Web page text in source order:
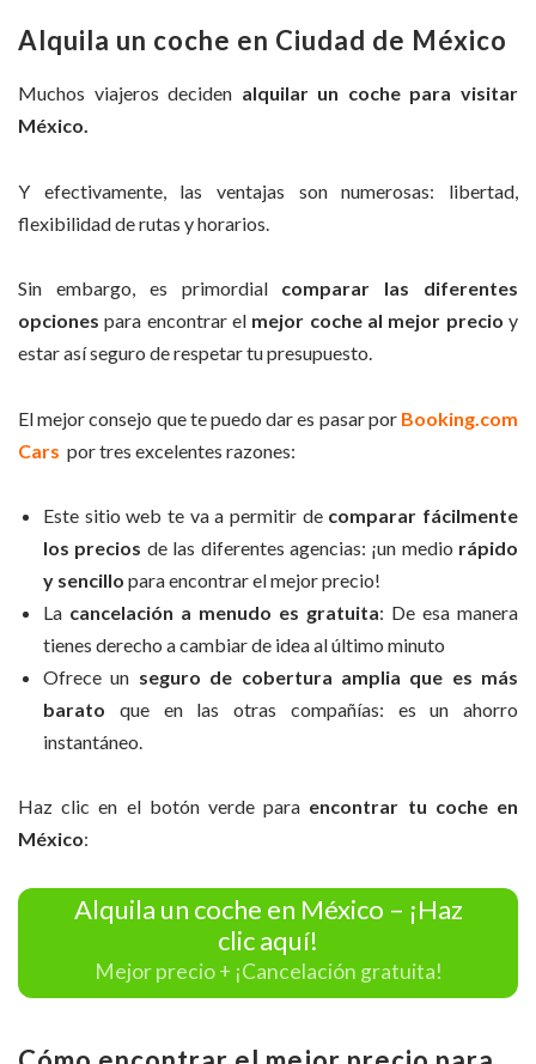
Alquila un coche en Ciudad de México
Muchos viajeros deciden alquilar un coche para visitar
México.
Y efectivamente, las ventajas son numerosas: libertad,
flexibilidad de rutas y horarios.
Sin embargo, es primordial comparar las diferentes
opciones para encontrar el mejor coche al mejor precio y
estar así seguro de respetar tu presupuesto.
El mejor consejo que te puedo dar es pasar por Booking.com
Cars por tres excelentes razones:
Este sitio web te va a permitir de comparar fácilmente
los precios de las diferentes agencias: ¡un medio rápido
y sencillo para encontrar el mejor precio!
La cancelación a menudo es gratuita: De esa manera
tienes derecho a cambiar de idea al último minuto
Ofrece un seguro de cobertura amplia que es más
barato que en las otras compañías: es un ahorro
instantáneo.
Haz clic en el botón verde para encontrar tu coche en
México:
Alquila un coche en México – ¡Haz
clic aquí!
Mejor precio + ¡Cancelación gratuita!